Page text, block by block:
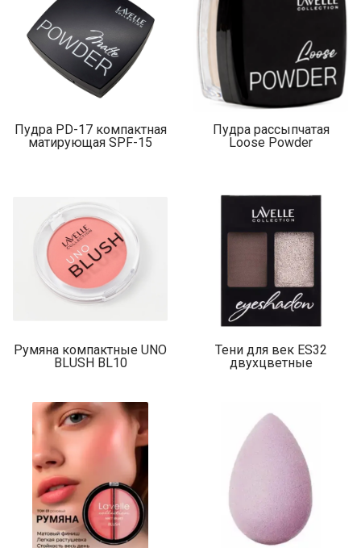
Пудра PD-17 компактная
матирующая SPF-15
Пудра рассыпчатая
Loose Powder
Румяна компактные UNO
BLUSH BL10
Тени для век ES32
двухцветные